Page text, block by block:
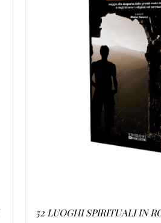
AGGIUNGI AL
52 LUOGHI SPIRITUALI IN